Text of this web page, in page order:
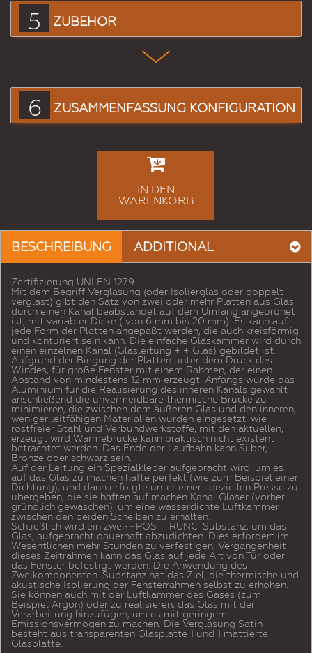
5 ZUBEHÖR
6 ZUSAMMENFASSUNG KONFIGURATION
IN DEN
WARENKORB
BESCHREIBUNG ADDITIONAL
Zertifizierung UNI EN 1279.
Mit dem Begriff Verglasung (oder Isolierglas oder doppelt
verglast) gibt den Satz von zwei oder mehr Platten aus Glas
durch einen Kanal beabstandet auf dem Umfang angeordnet
ist, mit variabler Dicke ( von 6 mm bis 20 mm). Es kann auf
jede Form der Platten angepaßt werden, die auch kreisförmig
und konturiert sein kann. Die einfache Glaskammer wird durch
einen einzelnen Kanal (Glasleitung + + Glas) gebildet ist.
Aufgrund der Biegung der Platten unter dem Druck des
Windes, für große Fenster mit einem Rahmen, der einen
Abstand von mindestens 12 mm erzeugt. Anfangs wurde das
Aluminium für die Realisierung des inneren Kanals gewählt
anschließend die unvermeidbare thermische Brücke zu
minimieren, die zwischen dem äußeren Glas und den inneren,
weniger leitfähigen Materialien wurden eingesetzt, wie
rostfreier Stahl und Verbundwerkstoffe, mit den aktuellen,
erzeugt wird Wärmebrücke kann praktisch nicht existent
betrachtet werden. Das Ende der Laufbahn kann Silber,
Bronze oder schwarz sein.
Auf der Leitung ein Spezialkleber aufgebracht wird, um es
auf das Glas zu machen hafte perfekt (wie zum Beispiel einer
Dichtung), und dann erfolgte unter einer speziellen Presse zu
übergeben, die sie haften auf machen Kanal Gläser (vorher
gründlich gewaschen), um eine wasserdichte Luftkammer
zwischen den beiden Scheiben zu erhalten.
Schließlich wird ein zwei~~POS=TRUNC-Substanz, um das
Glas, aufgebracht dauerhaft abzudichten. Dies erfordert im
Wesentlichen mehr Stunden zu verfestigen; Vergangenheit
dieses Zeitrahmen kann das Glas auf jede Art von Tür oder
das Fenster befestigt werden. Die Anwendung des
Zweikomponenten-Substanz hat das Ziel, die thermische und
akustische Isolierung der Fensterrahmen selbst zu erhöhen.
Sie können auch mit der Luftkammer des Gases (zum
Beispiel Argon) oder zu realisieren, das Glas mit der
Verarbeitung hinzufügen, um es mit geringem
Emissionsvermögen zu machen. Die Verglasung Satin
besteht aus transparenten Glasplatte 1 und 1 mattierte
Glasplatte.